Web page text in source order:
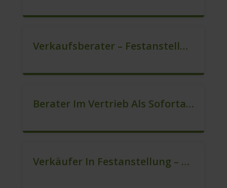
Verkaufsberater – Festanstellung (m/w/d)
Berater Im Vertrieb Als Sofortanstellung (m/w/d)
Verkäufer In Festanstellung – Top Gehalt (m/w/d)